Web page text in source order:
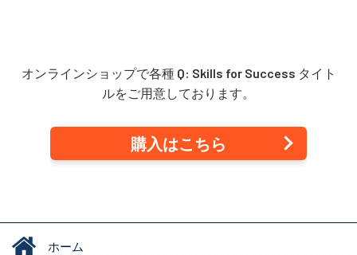
オンラインショップで各種 Q: Skills for Success タイト
ルをご用意しております。
購入はこちら
ホーム